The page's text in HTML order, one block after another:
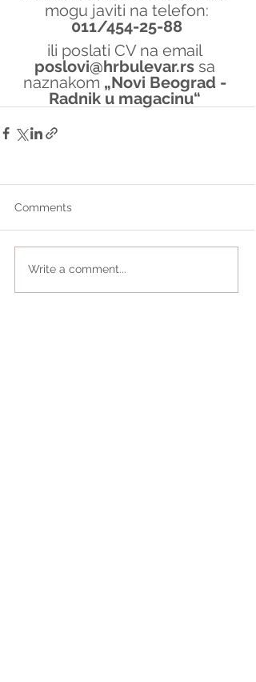
mogu javiti na telefon:
011/454-25-88
ili poslati CV na email
poslovi@hrbulevar.rs sa
naznakom „Novi Beograd -
Radnik u magacinu“
Comments
Write a comment...